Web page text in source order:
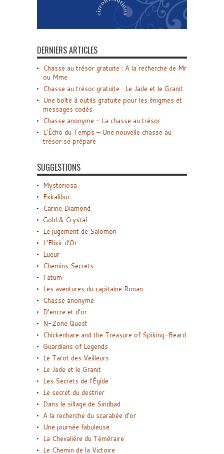
DERNIERS ARTICLES
Chasse au trésor gratuite : A la recherche de Mr
ou Mme
Chasse au trésor gratuite : Le Jade et le Granit
Une boîte à outils gratuite pour les énigmes et
messages codés
Chasse anonyme – La chasse au trésor
L’Écho du Temps – Une nouvelle chasse au
trésor se prépare
SUGGESTIONS
Mysteriosa
Exkalibur
Carine Diamond
Gold & Crystal
Le jugement de Salomon
L’Elixir d’Or
Lueur
Chemins Secrets
Fatum
Les aventures du capitaine Ronan
Chasse anonyme
D’encre et d’or
N-Zone Quest
Chickenhare and the Treasure of Spiking-Beard
Guardians of Legends
Le Tarot des Veilleurs
Le Jade et le Granit
Les Secrets de l’Égide
Le secret du destrier
Dans le sillage de Sindbad
A la recherche du scarabée d’or
Une journée fabuleuse
La Chevalière du Téméraire
Le Chemin de la Victoire